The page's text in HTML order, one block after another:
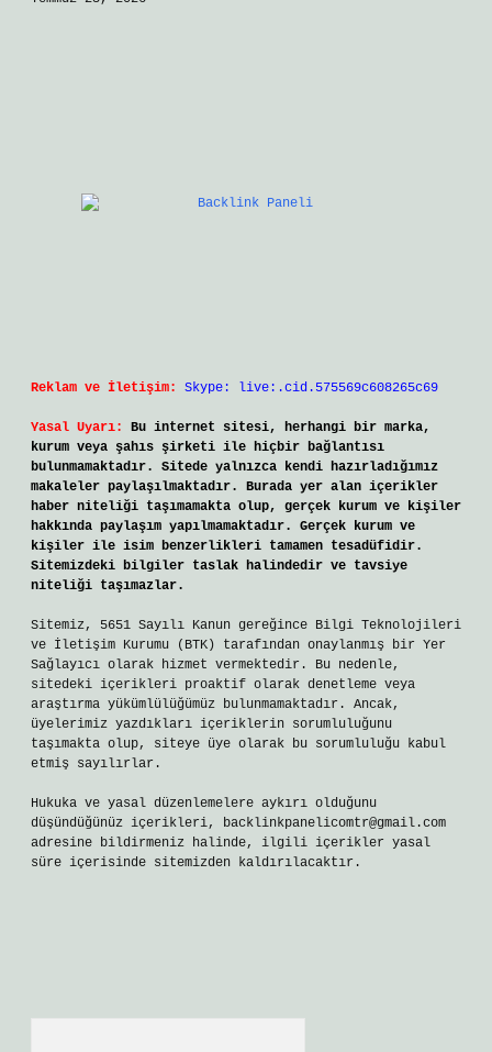
Reklam ve İletişim: Skype: live:.cid.575569c608265c69
Yasal Uyarı:
Bu internet sitesi, herhangi bir marka,
kurum veya şahıs şirketi ile hiçbir bağlantısı
bulunmamaktadır. Sitede yalnızca kendi hazırladığımız
makaleler paylaşılmaktadır. Burada yer alan içerikler
haber niteliği taşımamakta olup, gerçek kurum ve kişiler
hakkında paylaşım yapılmamaktadır. Gerçek kurum ve
kişiler ile isim benzerlikleri tamamen tesadüfidir.
Sitemizdeki bilgiler taslak halindedir ve tavsiye
niteliği taşımazlar.
Sitemiz, 5651 Sayılı Kanun gereğince Bilgi Teknolojileri
ve İletişim Kurumu (BTK) tarafından onaylanmış bir Yer
Sağlayıcı olarak hizmet vermektedir. Bu nedenle,
sitedeki içerikleri proaktif olarak denetleme veya
araştırma yükümlülüğümüz bulunmamaktadır. Ancak,
üyelerimiz yazdıkları içeriklerin sorumluluğunu
taşımakta olup, siteye üye olarak bu sorumluluğu kabul
etmiş sayılırlar.
Hukuka ve yasal düzenlemelere aykırı olduğunu
düşündüğünüz içerikleri, backlinkpanelicomtr@gmail.com
adresine bildirmeniz halinde, ilgili içerikler yasal
süre içerisinde sitemizden kaldırılacaktır.